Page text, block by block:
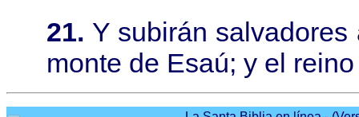
21. Y subirán
monte de Esaú; y el